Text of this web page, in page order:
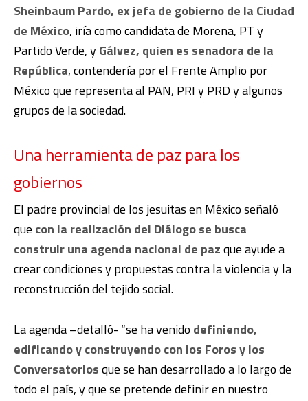
Sheinbaum Pardo, ex jefa de gobierno de la Ciudad
de México, iría como candidata de Morena, PT y
Partido Verde, yGálvez, quien es senadora de la
República, contendería por el Frente Amplio por
México que representa al PAN, PRI y PRD y algunos
grupos de la sociedad.
Una herramienta de paz para los
gobiernos
El padre provincial de los jesuitas en México señaló
que con la realización del Diálogo se busca
construir una agenda nacional de pazque ayude a
crear condiciones y propuestas contra la violencia y la
reconstrucción del tejido social.
La agenda –detalló- “se ha venido definiendo,
edificando y construyendo con los Foros y los
Conversatoriosque se han desarrollado a lo largo de
todo el país, y que se pretende definir en nuestro